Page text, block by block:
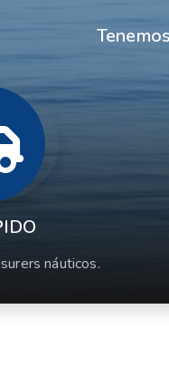
náuticos.